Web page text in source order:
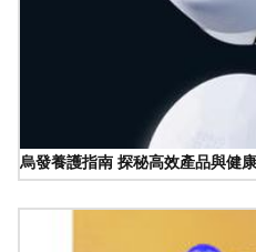
烏發養護指南 探秘高效產品與健